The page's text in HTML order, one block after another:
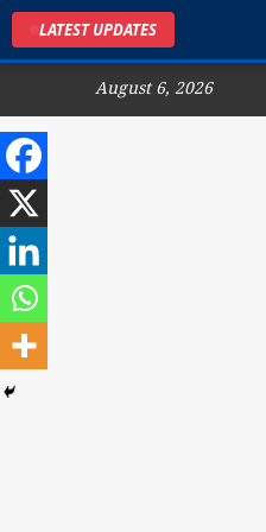
LATEST UPDATES
August 6, 2026